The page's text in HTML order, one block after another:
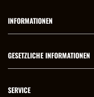
INFORMATIONEN
GESETZLICHE INFORMATIONEN
SERVICE